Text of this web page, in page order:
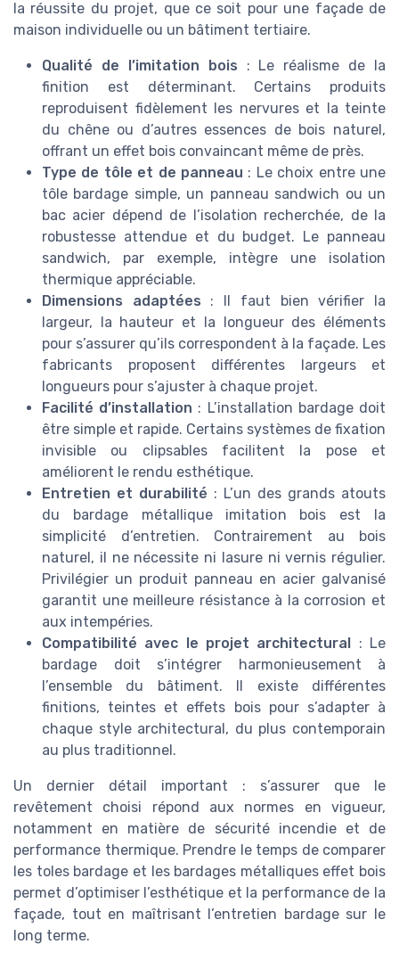
la réussite du projet, que ce soit pour une façade de
maison individuelle ou un bâtiment tertiaire.
Qualité de l’imitation bois : Le réalisme de la
finition est déterminant. Certains produits
reproduisent fidèlement les nervures et la teinte
du chêne ou d’autres essences de bois naturel,
offrant un effet bois convaincant même de près.
Type de tôle et de panneau : Le choix entre une
tôle bardage simple, un panneau sandwich ou un
bac acier dépend de l’isolation recherchée, de la
robustesse attendue et du budget. Le panneau
sandwich, par exemple, intègre une isolation
thermique appréciable.
Dimensions adaptées : Il faut bien vérifier la
largeur, la hauteur et la longueur des éléments
pour s’assurer qu’ils correspondent à la façade. Les
fabricants proposent différentes largeurs et
longueurs pour s’ajuster à chaque projet.
Facilité d’installation : L’installation bardage doit
être simple et rapide. Certains systèmes de fixation
invisible ou clipsables facilitent la pose et
améliorent le rendu esthétique.
Entretien et durabilité : L’un des grands atouts
du bardage métallique imitation bois est la
simplicité d’entretien. Contrairement au bois
naturel, il ne nécessite ni lasure ni vernis régulier.
Privilégier un produit panneau en acier galvanisé
garantit une meilleure résistance à la corrosion et
aux intempéries.
Compatibilité avec le projet architectural : Le
bardage doit s’intégrer harmonieusement à
l’ensemble du bâtiment. Il existe différentes
finitions, teintes et effets bois pour s’adapter à
chaque style architectural, du plus contemporain
au plus traditionnel.
Un dernier détail important : s’assurer que le
revêtement choisi répond aux normes en vigueur,
notamment en matière de sécurité incendie et de
performance thermique. Prendre le temps de comparer
les toles bardage et les bardages métalliques effet bois
permet d’optimiser l’esthétique et la performance de la
façade, tout en maîtrisant l’entretien bardage sur le
long terme.